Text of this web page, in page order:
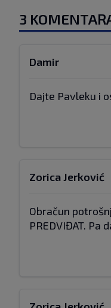
3
Damir
Dajte Pavleku i
Zorica Jerković
Obračun
PREDVIĐAT. Pa